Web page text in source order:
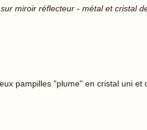
miroir réflecteur - métal et cristal
pampilles "plume" en cristal uni et